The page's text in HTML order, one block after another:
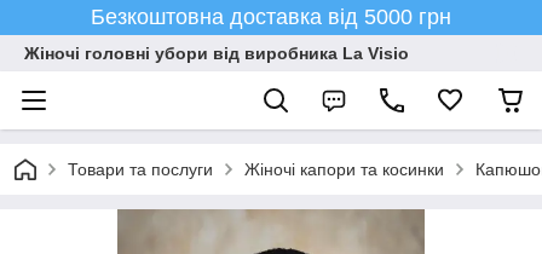
Безкоштовна доставка від 5000 грн
Жіночі головні убори від виробника La Visio
Товари та послуги Жіночі капори та косинки